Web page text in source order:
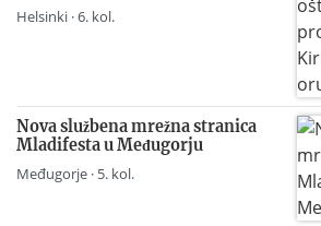
Helsinki · 6. kol.
Nova službena mrežna stranica
Mladifesta u Međugorju
Međugorje · 5. kol.